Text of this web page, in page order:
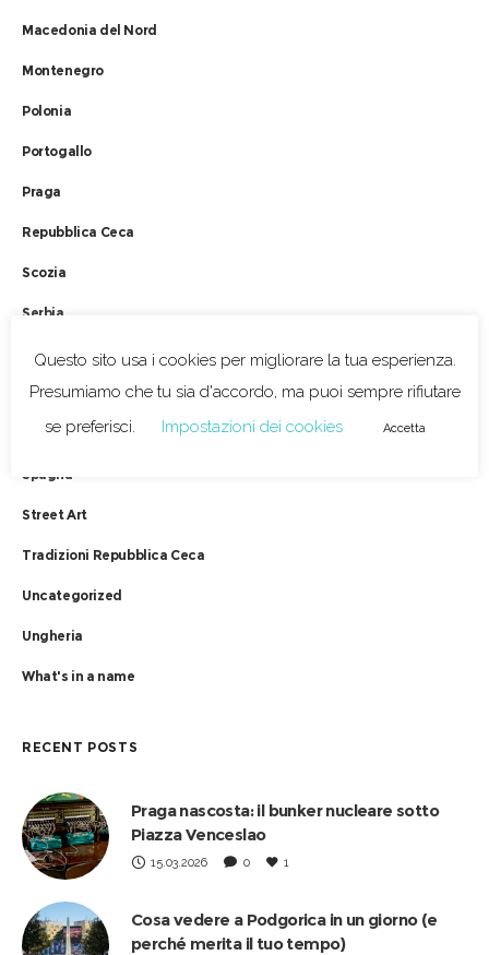
Macedonia del Nord
Montenegro
Polonia
Portogallo
Praga
Repubblica Ceca
Scozia
Serbia
Servizi
Slovacchia
Slovenia
Spagna
Street Art
Tradizioni Repubblica Ceca
Uncategorized
Ungheria
What's in a name
RECENT POSTS
Praga nascosta: il bunker nucleare sotto
Piazza Venceslao
15.03.2026 0 1
Cosa vedere a Podgorica in un giorno (e
perché merita il tuo tempo)
Questo sito usa i cookies per migliorare la tua esperienza.
Presumiamo che tu sia d'accordo, ma puoi sempre rifiutare
se preferisci.
Impostazioni dei cookies Accetta